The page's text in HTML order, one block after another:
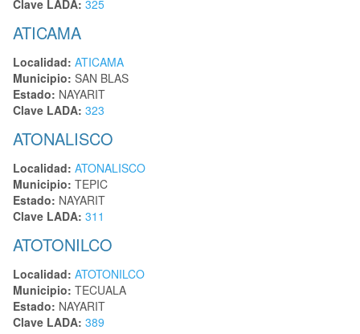
Clave LADA: 325
ATICAMA
Localidad: ATICAMA
Municipio: SAN BLAS
Estado: NAYARIT
Clave LADA: 323
ATONALISCO
Localidad: ATONALISCO
Municipio: TEPIC
Estado: NAYARIT
Clave LADA: 311
ATOTONILCO
Localidad: ATOTONILCO
Municipio: TECUALA
Estado: NAYARIT
Clave LADA: 389